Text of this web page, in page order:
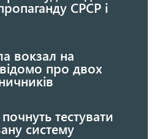
СРСР і
вокзал на
про двох
тестувати
систему